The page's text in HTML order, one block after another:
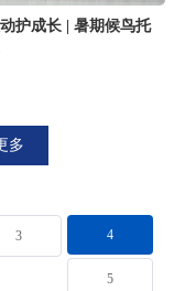
护成长 | 暑期候鸟托
多
3 4
5